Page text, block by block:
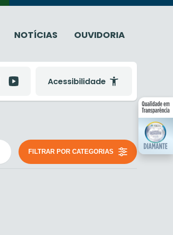
NOTÍCIAS OUVIDORIA
Acessibilidade
FILTRAR POR CATEGORIAS